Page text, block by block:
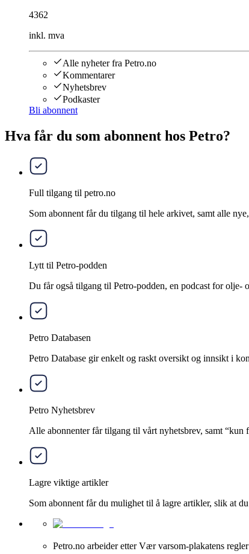
4362
inkl. mva
Alle nyheter fra Petro.no
Kommentarer
Nyhetsbrev
Podkaster
Bli abonnent
Hva får du som abonnent hos Petro?
Full tilgang til petro.no
Som abonnent får du tilgang til hele arkivet, samt alle
Lytt til Petro-podden
Du får også tilgang til Petro-podden, en podcast for
Petro Databasen
Petro Database gir enkelt og raskt oversikt og innsikt i
Petro Nyhetsbrev
Alle abonnenter får tilgang til vårt nyhetsbrev, samt “kun
Lagre viktige artikler
Som abonnent får du mulighet til å lagre artikler, slik at
Petro.no arbeider etter Vær varsom-plakatens